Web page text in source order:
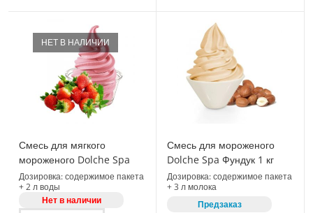
НЕТ В НАЛИЧИИ
Смесь для мягкого
мороженого Dolche Spa
Soft Клубника 1 кг (08746)
Дозировка: содержимое пакета
+ 2 л воды
Нет в наличии
Смесь для мороженого
Dolche Spa Фундук 1 кг
(08060)
Дозировка: содержимое пакета
+ 3 л молока
Предзаказ